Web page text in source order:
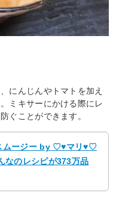
にんじんやトマトを加え
ミキサーにかける際にレ
ぐことができます。
ムージー by ♡♥マリ♥♡
なのレシピが373万品